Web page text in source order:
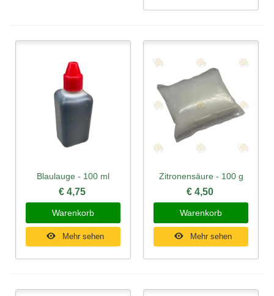
Blaulauge - 100 ml
€ 4,75
Warenkorb
Mehr sehen
Zitronensäure - 100 g
€ 4,50
Warenkorb
Mehr sehen